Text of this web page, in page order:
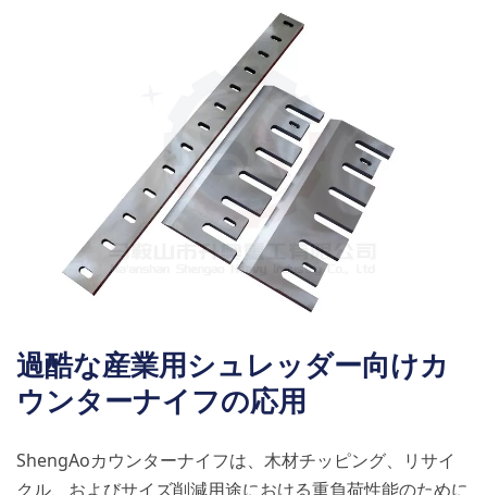
過酷な産業用シュレッダー向けカ
ウンターナイフの応用
ShengAoカウンターナイフは、木材チッピング、リサイ
クル、およびサイズ削減用途における重負荷性能のために